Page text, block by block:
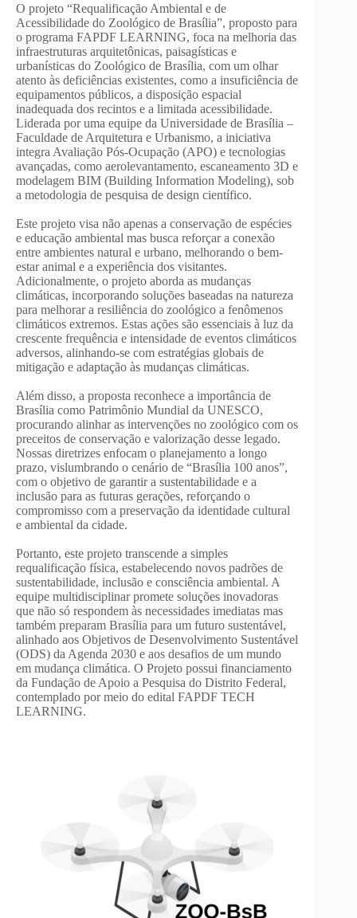
O projeto “Requalificação Ambiental e de
Acessibilidade do Zoológico de Brasília”, proposto para
o programa FAPDF LEARNING, foca na melhoria das
infraestruturas arquitetônicas, paisagísticas e
urbanísticas do Zoológico de Brasília, com um olhar
atento às deficiências existentes, como a insuficiência de
equipamentos públicos, a disposição espacial
inadequada dos recintos e a limitada acessibilidade.
Liderada por uma equipe da Universidade de Brasília –
Faculdade de Arquitetura e Urbanismo, a iniciativa
integra Avaliação Pós-Ocupação (APO) e tecnologias
avançadas, como aerolevantamento, escaneamento 3D e
modelagem BIM (Building Information Modeling), sob
a metodologia de pesquisa de design científico.
Este projeto visa não apenas a conservação de espécies
e educação ambiental mas busca reforçar a conexão
entre ambientes natural e urbano, melhorando o bem-
estar animal e a experiência dos visitantes.
Adicionalmente, o projeto aborda as mudanças
climáticas, incorporando soluções baseadas na natureza
para melhorar a resiliência do zoológico a fenômenos
climáticos extremos. Estas ações são essenciais à luz da
crescente frequência e intensidade de eventos climáticos
adversos, alinhando-se com estratégias globais de
mitigação e adaptação às mudanças climáticas.
Além disso, a proposta reconhece a importância de
Brasília como Patrimônio Mundial da UNESCO,
procurando alinhar as intervenções no zoológico com os
preceitos de conservação e valorização desse legado.
Nossas diretrizes enfocam o planejamento a longo
prazo, vislumbrando o cenário de “Brasília 100 anos”,
com o objetivo de garantir a sustentabilidade e a
inclusão para as futuras gerações, reforçando o
compromisso com a preservação da identidade cultural
e ambiental da cidade.
Portanto, este projeto transcende a simples
requalificação física, estabelecendo novos padrões de
sustentabilidade, inclusão e consciência ambiental. A
equipe multidisciplinar promete soluções inovadoras
que não só respondem às necessidades imediatas mas
também preparam Brasília para um futuro sustentável,
alinhado aos Objetivos de Desenvolvimento Sustentável
(ODS) da Agenda 2030 e aos desafios de um mundo
em mudança climática. O Projeto possui financiamento
da Fundação de Apoio a Pesquisa do Distrito Federal,
contemplado por meio do edital FAPDF TECH
LEARNING.